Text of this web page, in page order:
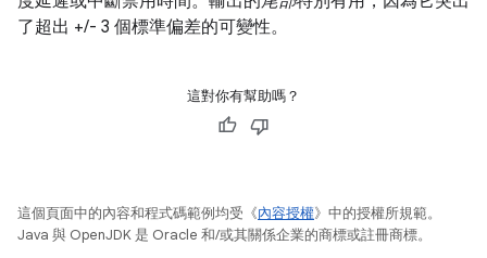
了超出 +/- 3 個標準偏差的可變性。
這對你有幫助嗎？
這個頁面中的內容和程式碼範例均受《內容授權》中的授權所規範。
Java 與 OpenJDK 是 Oracle 和/或其關係企業的商標或註冊商標。